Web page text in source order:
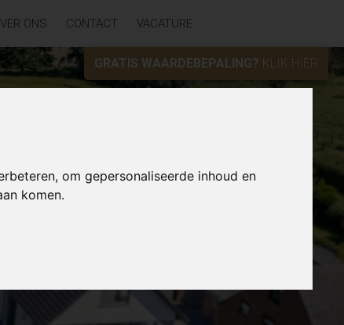
om gepersonaliseerde inhoud en
komen.
ONS CONTACT VACATURE
GRATIS WAARDEBEPALING? KLIK HIER